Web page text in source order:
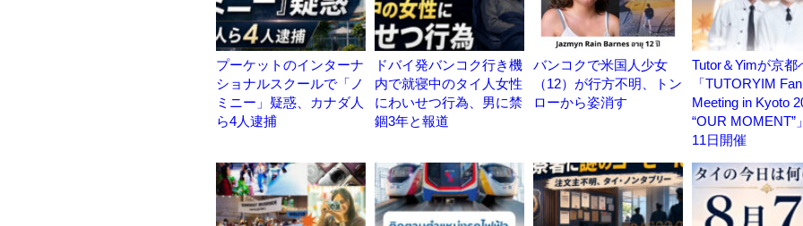
プーケットのインターナ
ショナルスクールで「ノ
ミニー」疑惑、カナダ人
ら4人逮捕
ドバイ発バンコク行き機
内で就寝中のタイ人女性
にわいせつ行為、男に禁
錮3年と報道
バンコクで米国人少女
（12）が行方不明、トン
ローから姿消す
Tutor＆Yimが京都
「TUTORYIM Fan
Meeting in Kyoto
“OUR MOMENT”
11日開催